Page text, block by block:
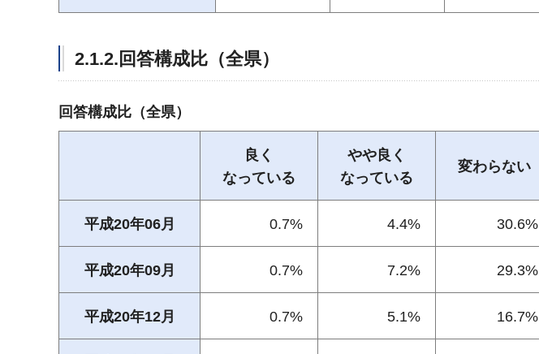
2.1.2.回答構成比（全県）
回答構成比（全県）
良く
なっている
やや良く
なっている
変わらない
平成20年06月 0.7% 4.4% 30.6%
平成20年09月 0.7% 7.2% 29.3%
平成20年12月 0.7% 5.1% 16.7%